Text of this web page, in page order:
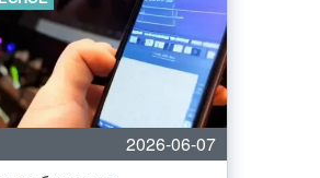
2026-06-07